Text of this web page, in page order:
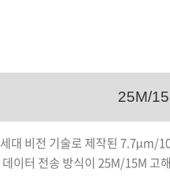
25M/
대 비전 기술로 제작된 7.7µm/
이터 전송 방식이 25M/15M 고